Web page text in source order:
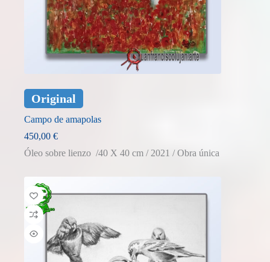
Original
Campo de amapolas
450,00 €
Óleo sobre lienzo /40 X 40 cm / 2021 / Obra única